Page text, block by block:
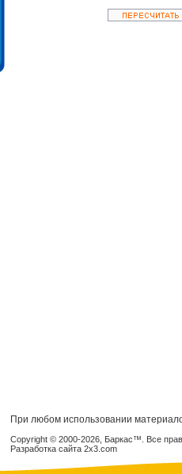
При любом использовании
Copyright © 2000-2026, Баркас™. Все
Разработка сайта 2x3.com